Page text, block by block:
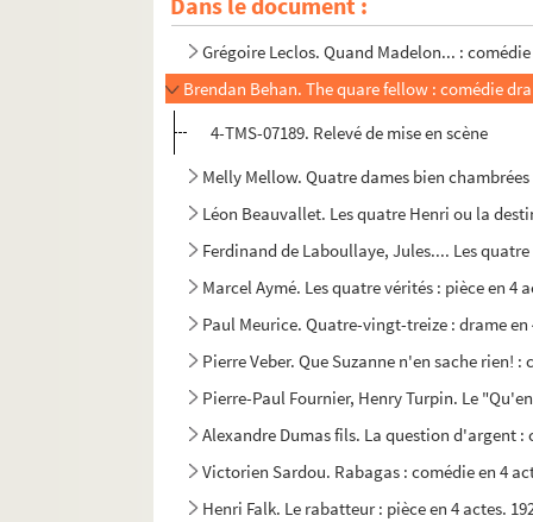
Sacha Guitry. Quand jouons-nous la
Grégoire Leclos. Quand Madelon... :
Brendan Behan. The quare fellow : comédie
4-TMS-07189. Relevé de mise en scène
Melly Mellow. Quatre dames bien chambrées
Léon Beauvallet. Les quatre Henri ou la
Ferdinand de Laboullaye, Jules.... Les
Marcel Aymé. Les quatre vérités : pièce en 4
Paul Meurice. Quatre-vingt-treize : drame
Pierre Veber. Que Suzanne n'en sache rien! :
Pierre-Paul Fournier, Henry Turpin. Le
Alexandre Dumas fils. La question d'argent :
Victorien Sardou. Rabagas : comédie en 4
Henri Falk. Le rabatteur : pièce en 4 actes.